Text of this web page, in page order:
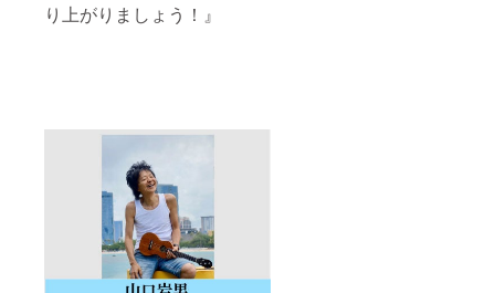
り上がりましょう！』